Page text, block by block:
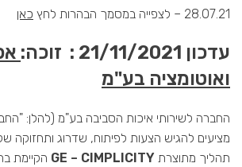
28.07.21 – לצפייה במסמך הבהרות לחץ כאן
עדכון 21/11/2021 : זוכה:
ואוטומציה בע"מ
החברה לשירותי איכות הסביבה בע"מ (להלן:
מציעים להגיש הצעות לפיתוח, שדרוג
תהליך מתוצרת GE – CIMPLICITY הקיימת